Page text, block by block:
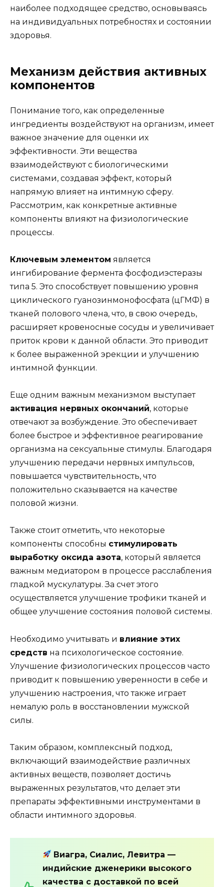
наиболее подходящее средство, основываясь
на индивидуальных потребностях и состоянии
здоровья.
Механизм действия активных
компонентов
Понимание того, как определенные
ингредиенты воздействуют на организм, имеет
важное значение для оценки их
эффективности. Эти вещества
взаимодействуют с биологическими
системами, создавая эффект, который
напрямую влияет на интимную сферу.
Рассмотрим, как конкретные активные
компоненты влияют на физиологические
процессы.
Ключевым элементом является
ингибирование фермента фосфодиэстеразы
типа 5. Это способствует повышению уровня
циклического гуанозинмонофосфата (цГМФ) в
тканей полового члена, что, в свою очередь,
расширяет кровеносные сосуды и увеличивает
приток крови к данной области. Это приводит
к более выраженной эрекции и улучшению
интимной функции.
Еще одним важным механизмом выступает
активация нервных окончаний, которые
отвечают за возбуждение. Это обеспечивает
более быстрое и эффективное реагирование
организма на сексуальные стимулы. Благодаря
улучшению передачи нервных импульсов,
повышается чувствительность, что
положительно сказывается на качестве
половой жизни.
Также стоит отметить, что некоторые
компоненты способны стимулировать
выработку оксида азота, который является
важным медиатором в процессе расслабления
гладкой мускулатуры. За счет этого
осуществляется улучшение трофики тканей и
общее улучшение состояния половой системы.
Необходимо учитывать и влияние этих
средств на психологическое состояние.
Улучшение физиологических процессов часто
приводит к повышению уверенности в себе и
улучшению настроения, что также играет
немалую роль в восстановлении мужской
силы.
Таким образом, комплексный подход,
включающий взаимодействие различных
активных веществ, позволяет достичь
выраженных результатов, что делает эти
препараты эффективными инструментами в
области интимного здоровья.
Виагра, Сиалис, Левитра —
индийские дженерики высокого
качества с доставкой по всей